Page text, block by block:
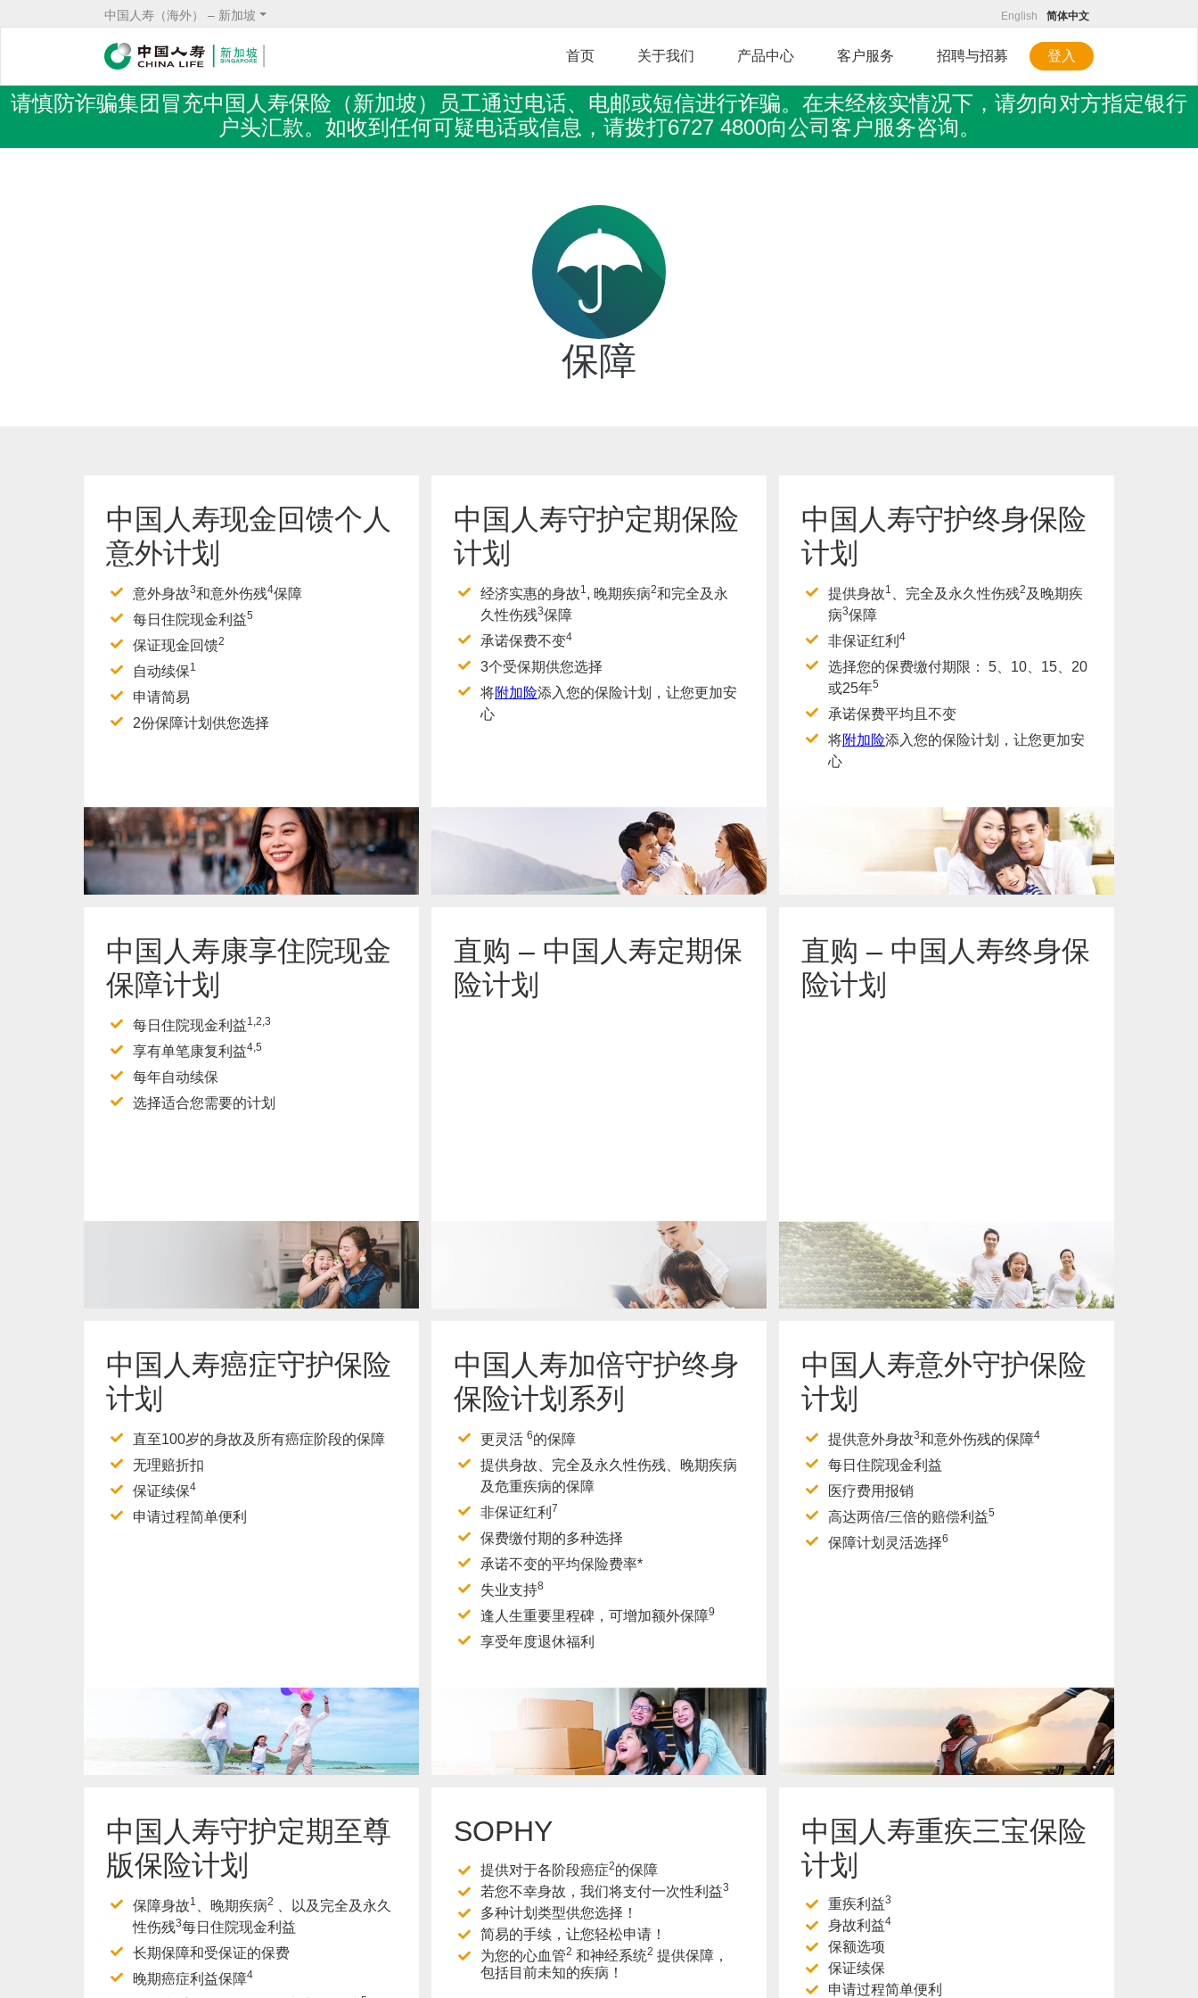
to
中国人寿（海外） – 新加坡 English 简体中文
首页 关于我们 产品中心 客户服务 招聘与招募 登入
请慎防诈骗集团冒充中国人寿保险（新加坡）员工通过电话、电邮或短信进行诈骗。在未经核实情况下，请勿向对方指定银行
户头汇款。如收到任何可疑电话或信息，请拨打6727 4800向公司客户服务咨询。
保障
中国人寿现金回馈个人
意外计划
意外身故3和意外伤残4保障
每日住院现金利益5
保证现金回馈2
自动续保1
申请简易
2份保障计划供您选择
了解更多
中国人寿守护定期保险
计划
经济实惠的身故1 , 晚期疾病2和完全及永
久性伤残3保障
承诺保费不变4
3个受保期供您选择
将附加险添入您的保险计划，让您更加安
心
了解更多
中国人寿守护终身保险
计划
提供身故1 、完全及永久性伤残2 及晚期疾
病3保障
非保证红利 4
选择您的保费缴付期限： 5、10、15、20
或25年5
承诺保费平均且不变
将附加险添入您的保险计划，让您更加安
心
了解更多
中国人寿康享住院现金
保障计划
每日住院现金利益1,2,3
享有单笔康复利益4,5
每年自动续保
选择适合您需要的计划
直购 – 中国人寿定期保
险计划
直购 – 中国人寿终身保
险计划
中国人寿癌症守护保险
计划
直至100岁的身故及所有癌症阶段的保障
无理赔折扣
保证续保4
申请过程简单便利
了解更多
中国人寿加倍守护终身
保险计划系列
更灵活 6的保障
提供身故、完全及永久性伤残、晚期疾病
及危重疾病的保障
非保证红利 7
保费缴付期的多种选择
承诺不变的平均保险费率*
失业支持8
逢人生重要里程碑，可增加额外保障9
享受年度退休福利
了解更多
中国人寿意外守护保险
计划
提供意外身故3和意外伤残的保障4
每日住院现金利益
医疗费用报销
高达两倍/三倍的赔偿利益5
保障计划灵活选择6
了解更多
中国人寿守护定期至尊
版保险计划
保障身故1 、晚期疾病2
、以及完全及永久
性伤残3每日住院现金利益
长期保障和受保证的保费
晚期癌症利益保障4
SOPHY
提供对于各阶段癌症2的保障
若您不幸身故，我们将支付一次性利益3
多种计划类型供您选择！
简易的手续，让您轻松申请！
为您的心血管2 和神经系统2 提供保障，
包括目前未知的疾病！
中国人寿重疾三宝保险
计划
重疾利益3
身故利益4
保额选项
保证续保
申请过程简单便利